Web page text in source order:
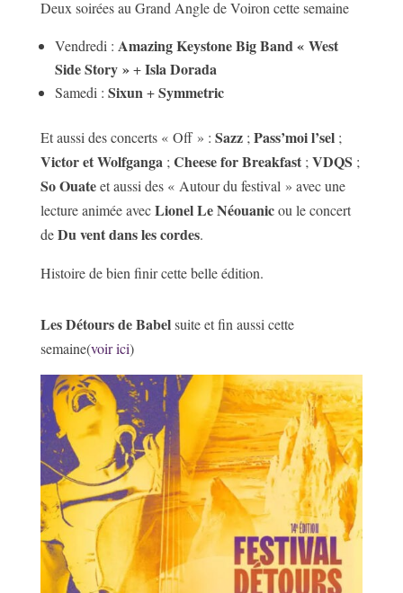
Deux soirées au Grand Angle de Voiron cette semaine
Vendredi : Amazing Keystone Big Band « West
Side Story »+Isla Dorada
Samedi : Sixun+Symmetric
Et aussi des concerts « Off » : Sazz ; Pass’moi l’sel ;
Victor et Wolfganga ; Cheese for Breakfast; VDQS ;
So Ouateet aussi des « Autour du festival » avec une
lecture animée avecLionel Le Néouanicou le concert
deDu vent dans les cordes.
Histoire de bien finir cette belle édition.
LesDétours de Babelsuite et fin aussi cette
semaine(voir ici)